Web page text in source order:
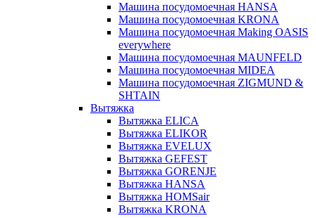
Машина посудомоечная HANSA
Машина посудомоечная KRONA
Машина посудомоечная Making OASIS
everywhere
Машина посудомоечная MAUNFELD
Машина посудомоечная MIDEA
Машина посудомоечная ZIGMUND &
SHTAIN
Вытяжка
Вытяжка ELICA
Вытяжка ELIKOR
Вытяжка EVELUX
Вытяжка GEFEST
Вытяжка GORENJE
Вытяжка HANSA
Вытяжка HOMSair
Вытяжка KRONA